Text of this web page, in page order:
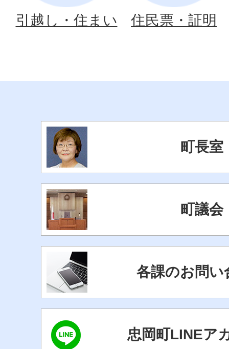
引越し・住まい 住民票・証明
町長室
町議会
各課のお問い
忠岡町LINEア